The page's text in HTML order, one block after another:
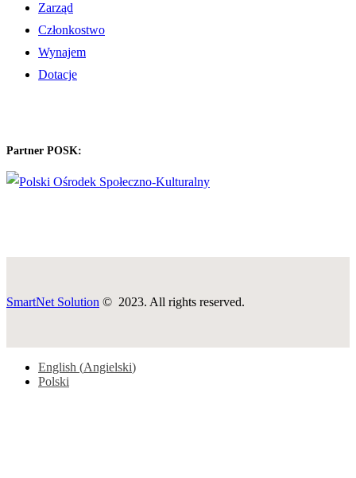
Zarząd
Członkostwo
Wynajem
Dotacje
Partner POSK:
SmartNet Solution © 2023. All rights reserved.
English (Angielski)
Polski